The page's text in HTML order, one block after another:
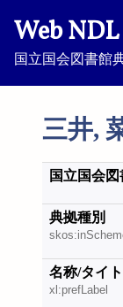
Web
国立国会図書館
三井,
国立国会
典拠種別
名称/タイ
xl:prefLabel